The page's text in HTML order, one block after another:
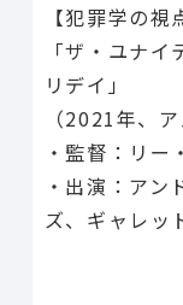
【犯罪学の視
「ザ・ユナ
リデイ」
（2021年、ア
・監督：リー
・出演：アン
ズ、ギャレッ